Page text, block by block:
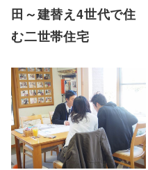
田～建替え4世代で住
む二世帯住宅